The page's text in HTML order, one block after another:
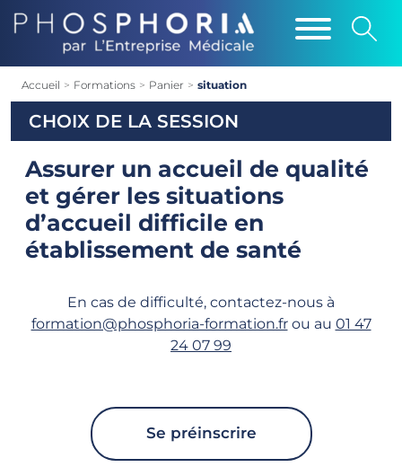
Accueil > Formations > Panier > situation
CHOIX DE LA SESSION
Assurer un accueil de qualité
et gérer les situations
d’accueil difficile en
établissement de santé
En cas de difficulté, contactez-nous à
formation@phosphoria-formation.frou au 01 47
24 07 99
Se préinscrire